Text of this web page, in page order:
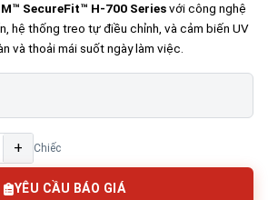
SecureFit™ H-700 Seriesvới công nghệ
hệ thống treo tự điều chỉnh, và cảm biến UV
và thoải mái suốt ngày làm việc.
+ Chiếc
YÊU CẦU BÁO GIÁ